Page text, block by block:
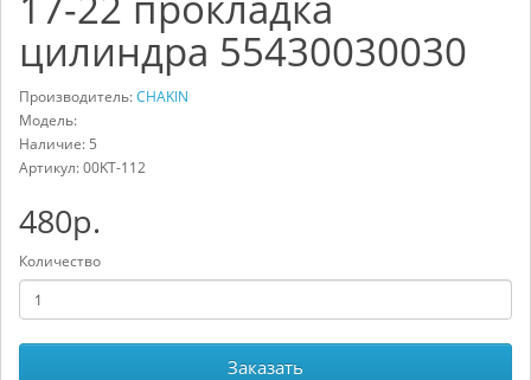
цилиндра 55430030030
Производитель:CHAKIN
Модель:
Наличие: 5
Артикул:00KT-112
480р.
Количество
Заказать